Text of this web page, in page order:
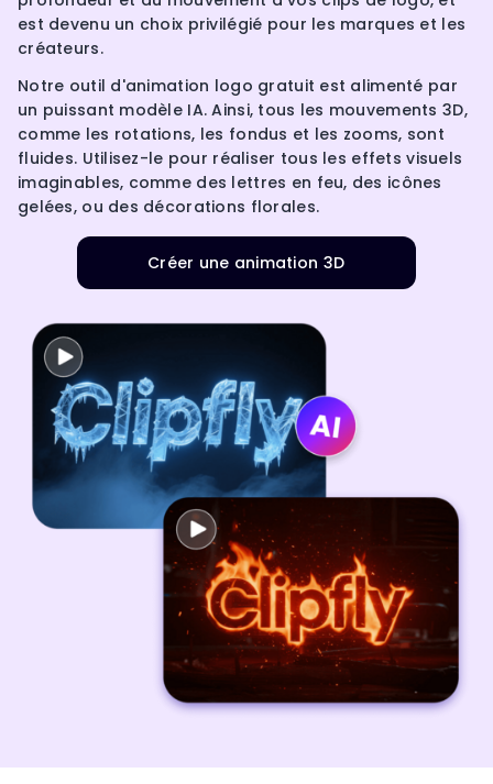
est devenu un choix privilégié pour les marques et les
créateurs.
Notre outil d'animation logo gratuit est alimenté par
un puissant modèle IA. Ainsi, tous les mouvements 3D,
comme les rotations, les fondus et les zooms, sont
fluides. Utilisez-le pour réaliser tous les effets visuels
imaginables, comme des lettres en feu, des icônes
gelées, ou des décorations florales.
Créer une animation 3D